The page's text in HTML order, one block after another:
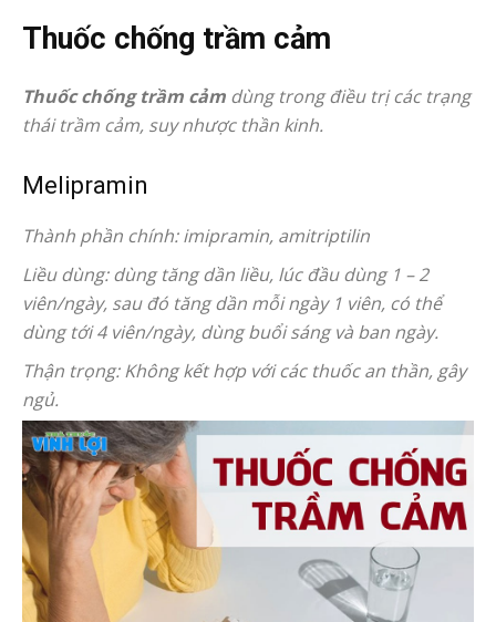
Thuốc chống trầm cảm
Thuốc chống trầm cảm dùng trong điều trị các trạng
thái trầm cảm, suy nhược thần kinh.
Melipramin
Thành phần chính: imipramin, amitriptilin
Liều dùng: dùng tăng dần liều, lúc đầu dùng 1 – 2
viên/ngày, sau đó tăng dần mỗi ngày 1 viên, có thể
dùng tới 4 viên/ngày, dùng buổi sáng và ban ngày.
Thận trọng: Không kết hợp với các thuốc an thần, gây
ngủ.